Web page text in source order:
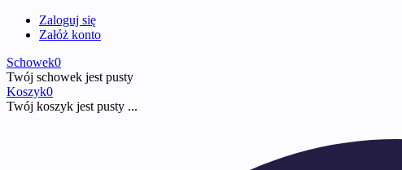
Zaloguj się
Załóż konto
Schowek0
Twój schowek jest pusty
Koszyk0
Twój koszyk jest pusty ...